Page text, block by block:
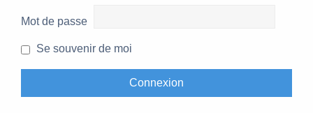
Mot de passe
Se souvenir de moi